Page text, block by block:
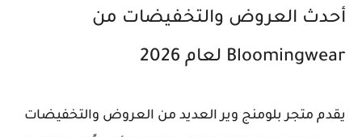
أحدث العروض والتخفيضات من
Bloomingwear لعام 2026
يقدم متجر بلومنج وير العديد من العروض والتخفيضات